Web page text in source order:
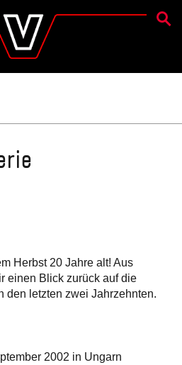
Herbst 20 Jahre alt! Aus
einen Blick zurück auf die
den letzten zwei Jahrzehnten.
2002 in Ungarn